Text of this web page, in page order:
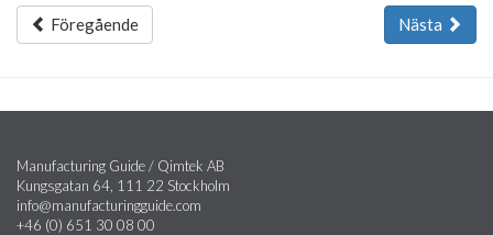
Föregående Nästa
Manufacturing Guide / Qimtek AB
Kungsgatan 64, 111 22 Stockholm
info@manufacturingguide.com
+46 (0) 651 30 08 00